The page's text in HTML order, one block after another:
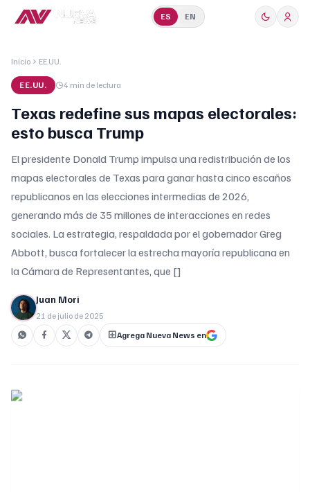
ES EN
Inicio EE.UU.
EE.UU. 4 min de lectura
Texas redefine sus mapas electorales:
esto busca Trump
El presidente Donald Trump impulsa una redistribución de los
mapas electorales de Texas para ganar hasta cinco escaños
republicanos en las elecciones intermedias de 2026,
generando más de 35 millones de interacciones en redes
sociales. La estrategia, respaldada por el gobernador Greg
Abbott, busca fortalecer la estrecha mayoría republicana en
la Cámara de Representantes, que []
Juan Mori
21 de julio de 2025
Agrega Nueva News en